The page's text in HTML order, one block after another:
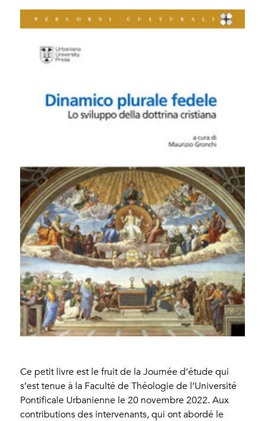
Ce petit livre est le fruit de la Journée d’étude qui
s’est tenue à la Faculté de Théologie de l’Université
Pontificale Urbanienne le 20 novembre 2022. Aux
contributions des intervenants, qui ont abordé le